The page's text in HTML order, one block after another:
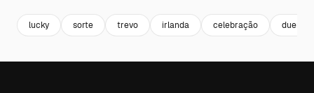
lucky sorte trevo irlanda celebração duende